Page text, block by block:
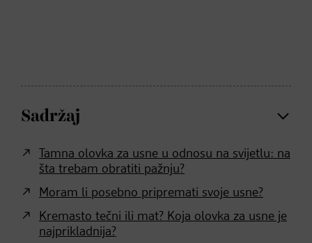
Sadržaj
Tamna olovka za usne u odnosu na svijetlu: na
šta trebam obratiti pažnju?
Moram li posebno pripremati svoje usne?
Kremasto tečni ili mat? Koja olovka za usne je
najprikladnija?